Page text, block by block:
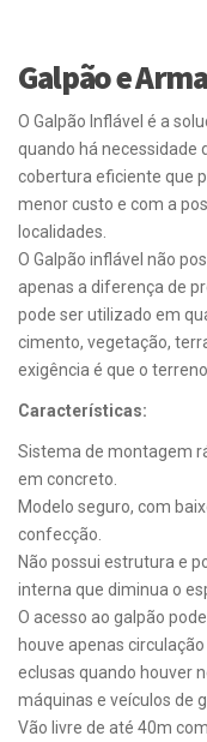
Galpão e
O Galpão Inflável é a
quando há necessidade
cobertura eficiente que
menor custo e com a
localidades.
O Galpão inflável não
apenas a diferença de
pode ser utilizado em
cimento, vegetação,
exigência é que o
Características:
Sistema de montagem
em concreto.
Modelo seguro, com
confecção.
Não possui estrutura e
interna que diminua o
O acesso ao galpão
houve apenas
eclusas quando houver
máquinas e veículos de
Vão livre de até 40m